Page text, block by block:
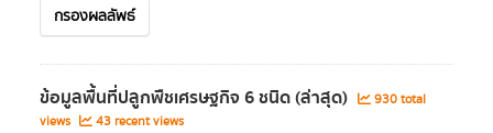
กรองผลลัพธ์
ข้อมูลพื้นที่ปลูกพืชเศรษฐกิจ 6 ชนิด (ล่าสุด)
930 total
views
43 recent views